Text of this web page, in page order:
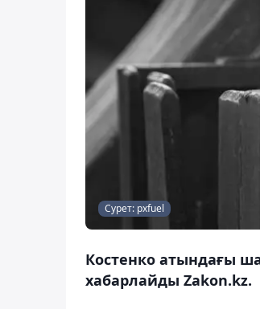
Сурет: pxfuel
Костенко атындағы
хабарлайды Zakon.kz.